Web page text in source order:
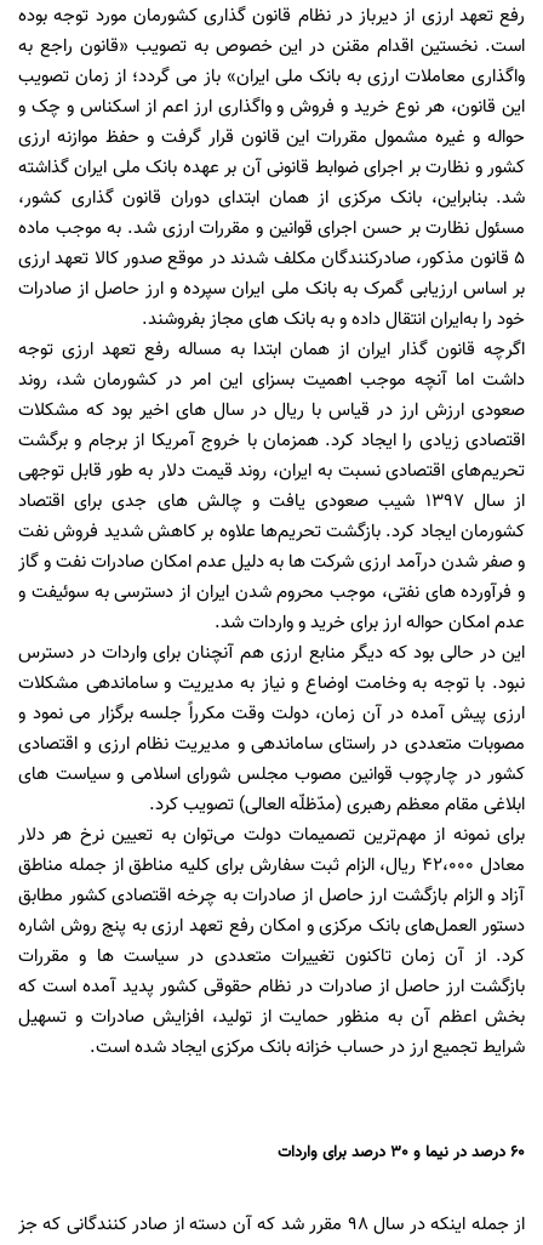
رفع تعهد ارزی از دیرباز در نظام قانون گذاری کشورمان مورد توجه بوده
است. نخستین اقدام مقنن در این خصوص به تصویب «قانون راجع به
واگذاری معاملات ارزی به بانک ملی ایران» باز می گردد؛ از زمان تصویب
این قانون، هر نوع خرید و فروش و واگذاری ارز اعم از اسکناس و چک و
حواله و غیره مشمول مقررات این قانون قرار گرفت و حفظ موازنه ارزی
کشور و نظارت بر اجرای ضوابط قانونی آن بر عهده بانک ملی ایران گذاشته
شد. بنابراین، بانک مرکزی از همان ابتدای دوران قانون گذاری کشور،
مسئول نظارت بر حسن اجرای قوانین و مقررات ارزی شد. به موجب ماده
5 قانون مذکور، صادرکنندگان مکلف شدند در موقع صدور کالا تعهد ارزی
بر اساس ارزیابی گمرک به بانک ملی ایران سپرده و ارز حاصل از صادرات
خود را به‌ایران انتقال داده و به بانک های مجاز بفروشند.
اگرچه قانون گذار ایران از همان ابتدا به مساله رفع تعهد ارزی توجه
داشت اما آنچه موجب اهمیت بسزای این امر در کشورمان شد، روند
صعودی ارزش ارز در قیاس با ریال در سال های اخیر بود که مشکلات
اقتصادی زیادی را ایجاد کرد. همزمان با خروج آمریکا از برجام و برگشت
تحریم‌های اقتصادی نسبت به ایران، روند قیمت دلار به طور قابل توجهی
از سال 1397 شیب صعودی یافت و چالش های جدی برای اقتصاد
کشورمان ایجاد کرد. بازگشت تحریم‌ها علاوه بر کاهش شدید فروش نفت
و صفر شدن درآمد ارزی شرکت ها به دلیل عدم امکان صادرات نفت و گاز
و فرآورده های نفتی، موجب محروم شدن ایران از دسترسی به سوئیفت و
عدم امکان حواله ارز برای خرید و واردات شد.
این در حالی بود که دیگر منابع ارزی هم آنچنان برای واردات در دسترس
نبود. با توجه به وخامت اوضاع و نیاز به مدیریت و ساماندهی مشکلات
ارزی پیش آمده در آن زمان، دولت وقت مکرراً جلسه برگزار می نمود و
مصوبات متعددی در راستای ساماندهی و مدیریت نظام ارزی و اقتصادی
کشور در چارچوب قوانین مصوب مجلس شورای اسلامی و سیاست های
ابلاغی مقام معظم رهبری (مدّظلّه العالی) تصویب کرد.
برای نمونه از مهم‌ترین تصمیمات دولت می‌توان به تعیین نرخ هر دلار
معادل 42،000 ریال، الزام ثبت سفارش برای کلیه مناطق از جمله مناطق
آزاد و الزام بازگشت ارز حاصل از صادرات به چرخه اقتصادی کشور مطابق
دستور العمل‌های بانک مرکزی و امکان رفع تعهد ارزی به پنج روش اشاره
کرد. از آن زمان تاکنون تغییرات متعددی در سیاست ها و مقررات
بازگشت ارز حاصل از صادرات در نظام حقوقی کشور پدید آمده است که
بخش اعظم آن به منظور حمایت از تولید، افزایش صادرات و تسهیل
شرایط تجمیع ارز در حساب خزانه بانک مرکزی ایجاد شده است.
60 درصد در نیما و 30 درصد برای واردات
از جمله اینکه در سال 98 مقرر شد که آن دسته از صادر کنندگانی که جز